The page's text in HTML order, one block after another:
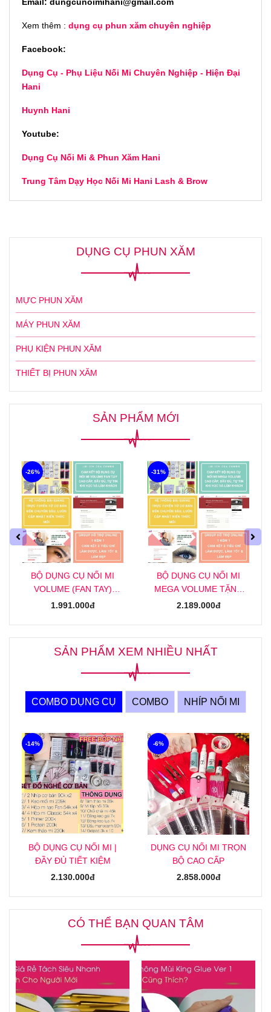
Xem thêm : dụng cụ phun xăm chuyên nghiệp
Facebook:
Dụng Cụ - Phụ Liệu Nối Mi Chuyên Nghiệp - Hiện Đại
Hani
Huynh Hani
Youtube:
Dụng Cụ Nối Mi & Phun Xăm Hani
Trung Tâm Dạy Học Nối Mi Hani Lash & Brow
DỤNG CỤ PHUN XĂM
MỰC PHUN XĂM
MÁY PHUN XĂM
PHỤ KIỆN PHUN XĂM
THIẾT BỊ PHUN XĂM
SẢN PHẨM MỚI
BỘ DỤNG CỤ NỐI MI
VOLUME (FAN TAY)
TẶNG KHOÁ HỌC NỐI MI
ONLINE
1.991.000đ
-26%
BỘ DỤNG CỤ NỐI MI
MEGA VOLUME TẶNG
KHOÁ HỌC NỐI MI MEGA
2.189.000đ
-31%
SẢN PHẨM XEM NHIỀU NHẤT
COMBO DỤNG CỤ COMBO NHÍP NỐI MI
BỘ DỤNG CỤ NỐI MI |
ĐẦY ĐỦ TIẾT KIỆM
2.130.000đ
-14%
DỤNG CỤ NỐI MI TRỌN
BỘ CAO CẤP
2.858.000đ
-6%
CÓ THỂ BẠN QUAN TÂM